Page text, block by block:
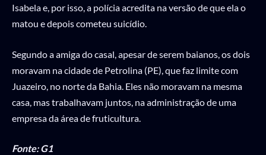
Isabela e, por isso, a polícia acredita na versão de que ela o
matou e depois cometeu suicídio.
Segundo a amiga do casal, apesar de serem baianos, os dois
moravam na cidade de Petrolina (PE), que faz limite com
Juazeiro, no norte da Bahia. Eles não moravam na mesma
casa, mas trabalhavam juntos, na administração de uma
empresa da área de fruticultura.
Fonte: G1